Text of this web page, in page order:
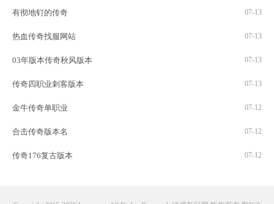
有彻地钉的传奇 07-13
热血传奇找服网站 07-13
03年版本传奇秋风版本 07-13
传奇四职业刺客版本 07-13
金牛传奇单职业 07-12
合击传奇版本名 07-12
传奇176复古版本 07-12